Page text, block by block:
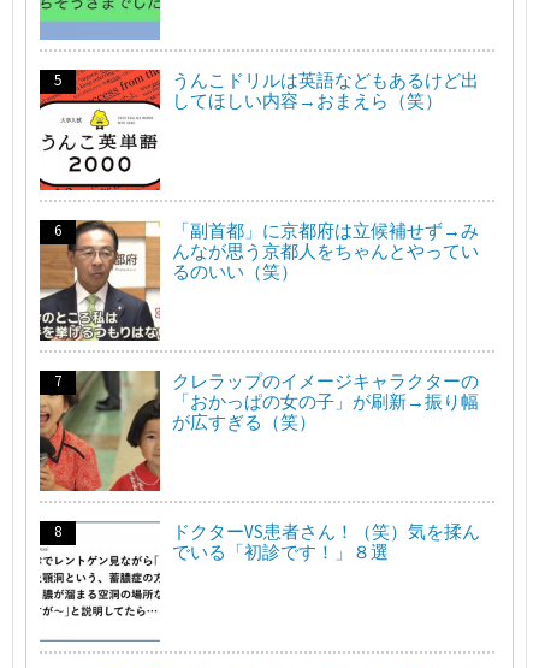
うんこドリルは英語などもあるけど出
してほしい内容→おまえら（笑）
「副首都」に京都府は立候補せず→み
んなが思う京都人をちゃんとやってい
るのいい（笑）
クレラップのイメージキャラクターの
「おかっぱの女の子」が刷新→振り幅
が広すぎる（笑）
ドクターVS患者さん！（笑）気を揉ん
でいる「初診です！」８選